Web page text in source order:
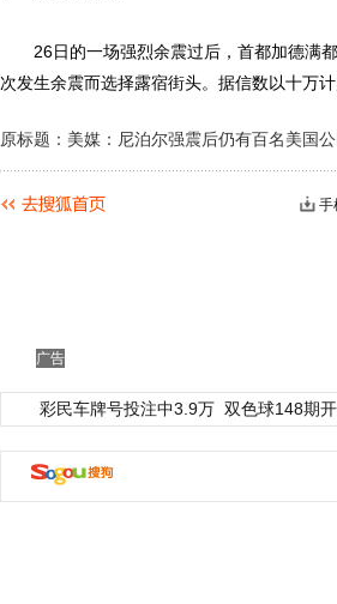
26日的一场强烈余震过后，首都加德满都
次发生余震而选择露宿街头。据信数以十万
原标题：美媒：尼泊尔强震后仍有百名美国
手
广告
彩民车牌号投注中3.9万 双色球148期